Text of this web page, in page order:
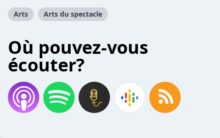
Arts Arts du spectacle
Où pouvez-vous
écouter?